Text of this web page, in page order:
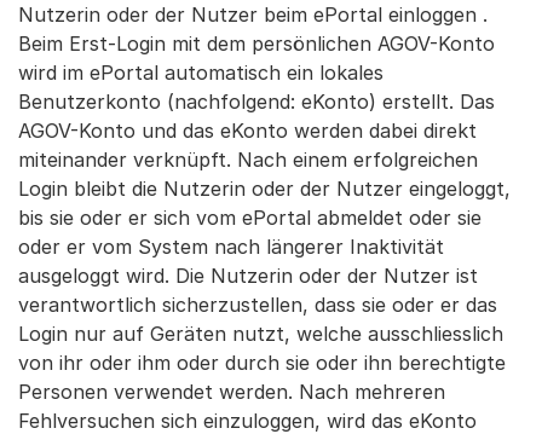
Nutzerin oder der Nutzer beim ePortal einloggen .
Beim Erst-Login mit dem persönlichen AGOV-Konto
wird im ePortal automatisch ein lokales
Benutzerkonto (nachfolgend: eKonto) erstellt. Das
AGOV-Konto und das eKonto werden dabei direkt
miteinander verknüpft. Nach einem erfolgreichen
Login bleibt die Nutzerin oder der Nutzer eingeloggt,
bis sie oder er sich vom ePortal abmeldet oder sie
oder er vom System nach längerer Inaktivität
ausgeloggt wird. Die Nutzerin oder der Nutzer ist
verantwortlich sicherzustellen, dass sie oder er das
Login nur auf Geräten nutzt, welche ausschliesslich
von ihr oder ihm oder durch sie oder ihn berechtigte
Personen verwendet werden. Nach mehreren
Fehlversuchen sich einzuloggen, wird das eKonto